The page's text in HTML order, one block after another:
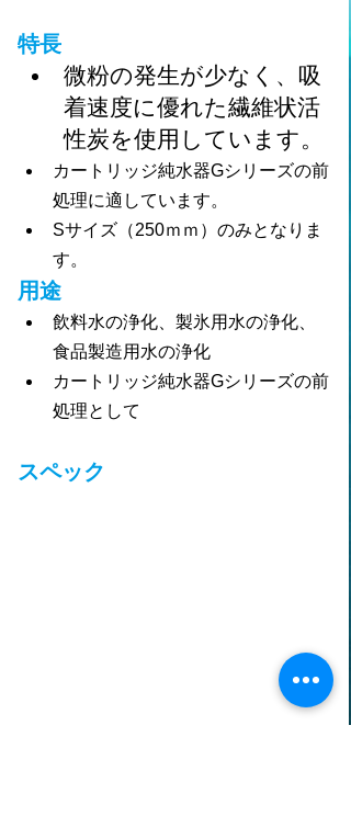
特長
微粉の発生が少なく、吸
着速度に優れた繊維状活
性炭を使用しています。
カートリッジ純水器Gシリーズの前
処理に適しています。
Sサイズ（250ｍｍ）のみとなりま
す。
用途
飲料水の浄化、製氷用水の浄化、
食品製造用水の浄化
カートリッジ純水器Gシリーズの前
処理として
スペック